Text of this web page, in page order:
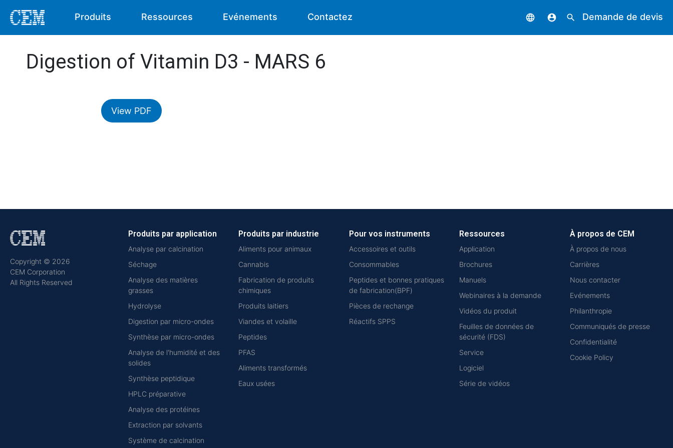
Produits Ressources Evénements Contactez language account_circle search Demande de devis
Digestion of Vitamin D3 - MARS 6
View PDF
Copyright © 2026
CEM Corporation
All Rights Reserved
Produits par application
Analyse par calcination
Séchage
Analyse des matières
grasses
Hydrolyse
Digestion par micro-ondes
Synthèse par micro-ondes
Analyse de l'humidité et des
solides
Synthèse peptidique
HPLC préparative
Analyse des protéines
Extraction par solvants
Système de calcination
Produits par industrie
Aliments pour animaux
Cannabis
Fabrication de produits
chimiques
Produits laitiers
Viandes et volaille
Peptides
PFAS
Aliments transformés
Eaux usées
Pour vos instruments
Accessoires et outils
Consommables
Peptides et bonnes pratiques
de fabrication(BPF)
Pièces de rechange
Réactifs SPPS
Ressources
Application
Brochures
Manuels
Webinaires à la demande
Vidéos du produit
Feuilles de données de
sécurité (FDS)
Service
Logiciel
Série de vidéos
À propos de CEM
À propos de nous
Carrières
Nous contacter
Evénements
Philanthropie
Communiqués de presse
Confidentialité
Cookie Policy